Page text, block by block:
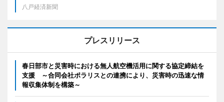
八戸経済新聞
プレスリリース
春日部市と災害時における無人航空機活用に関する協定締結を
支援 ～合同会社ポラリスとの連携により、災害時の迅速な情
報収集体制を構築～